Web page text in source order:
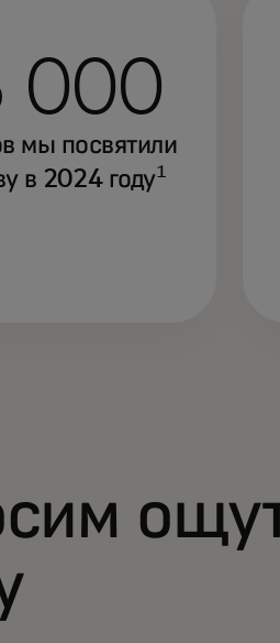
000
мы посвятили
в 2024 году1